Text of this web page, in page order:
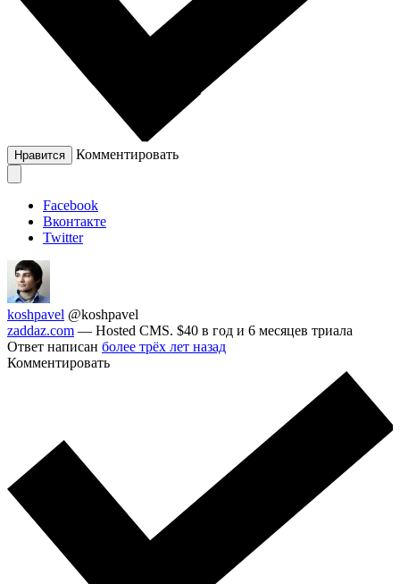
Нравится Комментировать
Facebook
Вконтакте
Twitter
koshpavel @koshpavel
zaddaz.com — Hosted CMS. $40 в год и 6 месяцев триала
Ответ написан более трёх лет назад
Комментировать